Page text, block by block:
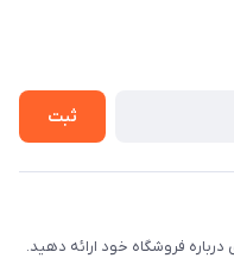
ثبت
فروشگاه خود ارائه دهید.